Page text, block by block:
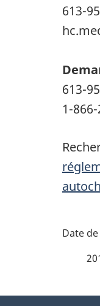
613-
613-
1-
D